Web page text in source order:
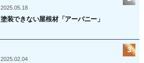
2025.05.18
塗装できない屋根材「アーバニー」
2025.02.04